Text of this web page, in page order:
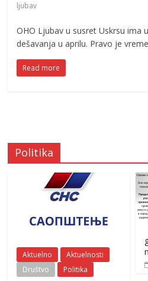
ljubav
OHO Ljubav u susret Uskrsu ima
dešavanja u aprilu. Pravo je
Read more
Politika
Aktuelno
Aktuelnosti
Društvo
Politika